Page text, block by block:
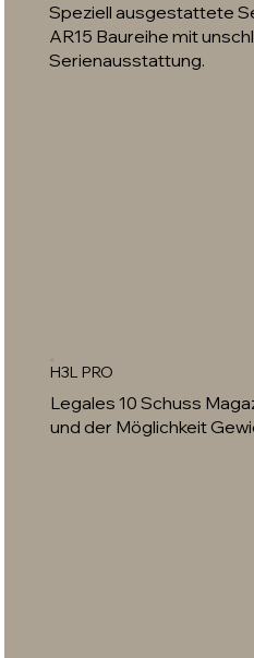
Speziell ausgestattete
AR15 Baureihe mit
Serienausstattung.
H3L PRO
Legales 10 Schuss
und der Möglichkeit